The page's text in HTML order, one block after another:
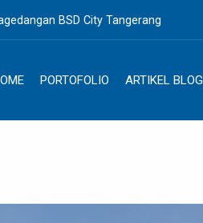
BSD City Tangerang
PORTOFOLIO ARTIKEL BLOG